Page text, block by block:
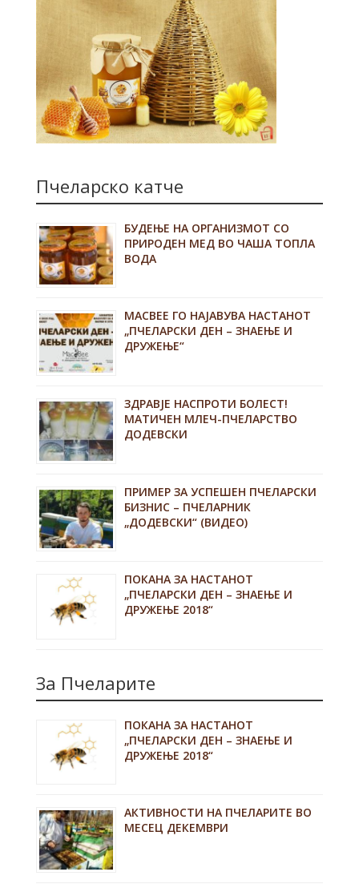
Пчеларско катче
БУДЕЊЕ НА ОРГАНИЗМОТ СО
ПРИРОДЕН МЕД ВО ЧАША ТОПЛА
ВОДА
MACBEE ГО НАЈАВУВА НАСТАНОТ
„ПЧЕЛАРСКИ ДЕН – ЗНАЕЊЕ И
ДРУЖЕЊЕ“
ЗДРАВЈЕ НАСПРОТИ БОЛЕСТ!
МАТИЧЕН МЛЕЧ-ПЧЕЛАРСТВО
ДОДЕВСКИ
ПРИМЕР ЗА УСПЕШЕН ПЧЕЛАРСКИ
БИЗНИС – ПЧЕЛАРНИК
„ДОДЕВСКИ“ (ВИДЕО)
ПОКАНА ЗА НАСТАНОТ
„ПЧЕЛАРСКИ ДЕН – ЗНАЕЊЕ И
ДРУЖЕЊЕ 2018“
За Пчеларите
ПОКАНА ЗА НАСТАНОТ
„ПЧЕЛАРСКИ ДЕН – ЗНАЕЊЕ И
ДРУЖЕЊЕ 2018“
АКТИВНОСТИ НА ПЧЕЛАРИТЕ ВО
МЕСЕЦ ДЕКЕМВРИ